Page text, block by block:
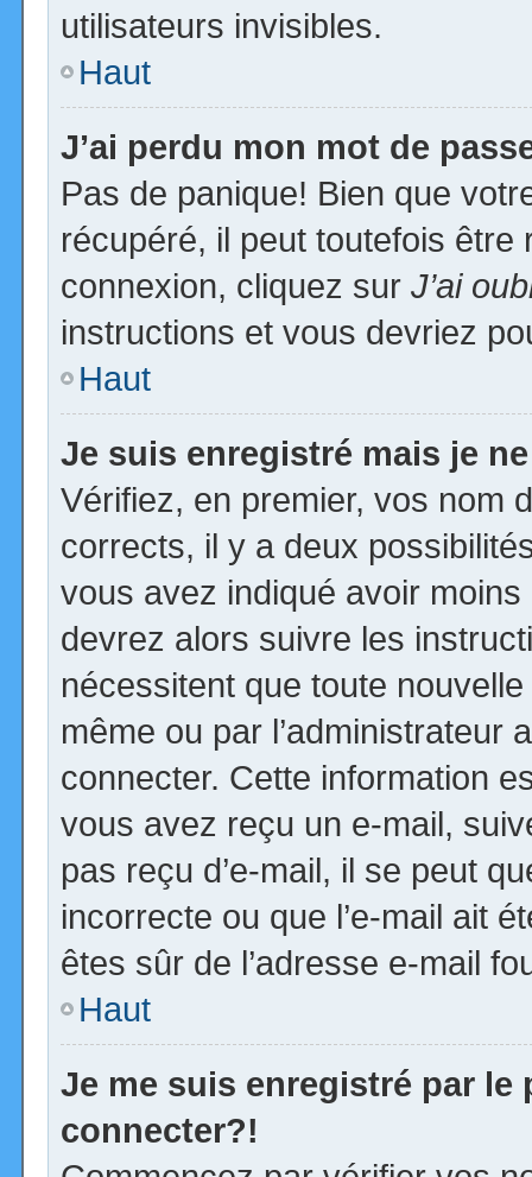
utilisateurs invisibles.
Haut
J’ai perdu mon mot de
Pas de panique! Bien que
récupéré, il peut toutefois
connexion, cliquez sur J’ai
instructions et vous devriez
Haut
Je suis enregistré mais je
Vérifiez, en premier, vos nom
corrects, il y a deux
vous avez indiqué avoir
devrez alors suivre les
nécessitent que toute
même ou par l’administrateur
connecter. Cette information
vous avez reçu un e-mail,
pas reçu d’e-mail, il se peut
incorrecte ou que l’e-mail ait
êtes sûr de l’adresse e-mail
Haut
Je me suis enregistré par le
connecter?!